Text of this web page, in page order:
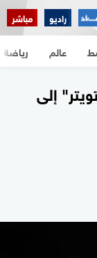
راديو مباشر
عالم رياضة
إلى